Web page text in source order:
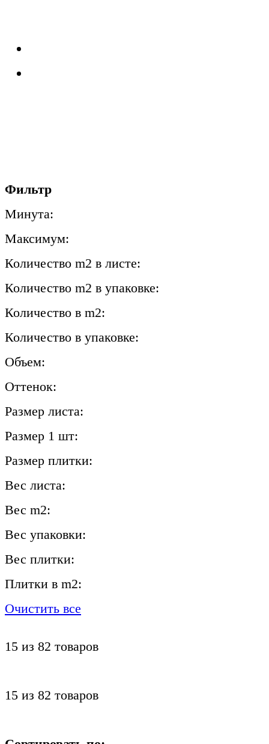
Фильтр
Минута:
Максимум:
Количество m2 в листе:
Количество m2 в упаковке:
Количество в m2:
Количество в упаковке:
Объем:
Оттенок:
Размер листа:
Размер 1 шт:
Размер плитки:
Вес листа:
Вес m2:
Вес упаковки:
Вес плитки:
Плитки в m2:
Очистить все
15 из 82 товаров
15 из 82 товаров